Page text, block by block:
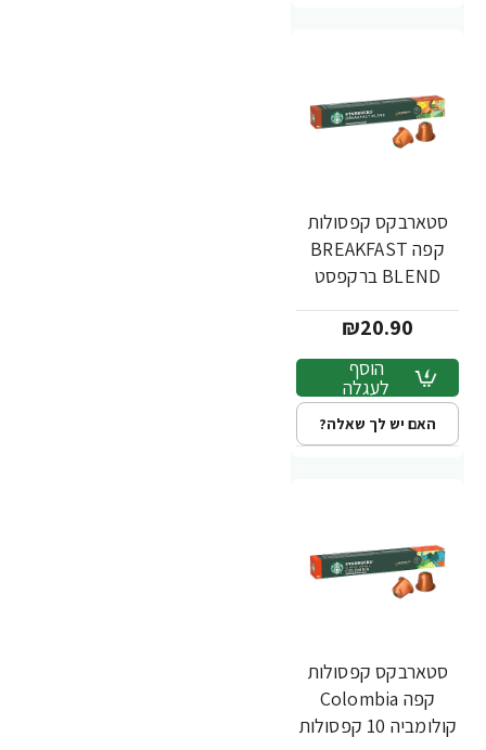
סטארבקס קפסולות
קפה BREAKFAST
BLEND ברקפסט
מבית Starbucks₪20.90
הוסף
לעגלה
האם יש לך שאלה?
סטארבקס קפסולות
קפה Colombia
קולומביה 10 קפסולות